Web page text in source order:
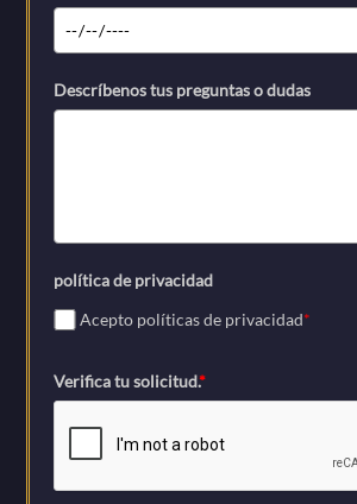
Descríbenos tus preguntas o dudas
política de privacidad
Acepto políticas de privacidad*
Verifica tu solicitud.*